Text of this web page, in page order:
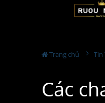
Trang chủ Tin
Các